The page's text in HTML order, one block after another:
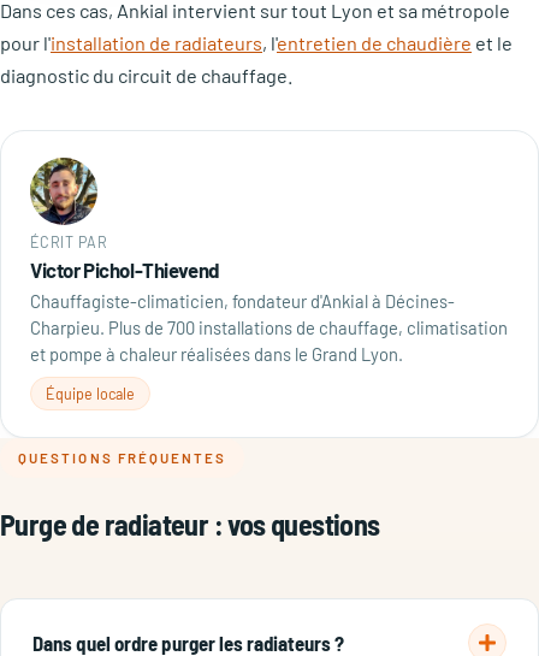
Dans ces cas, Ankial intervient sur tout Lyon et sa métropole
pour l'installation de radiateurs, l'entretien de chaudière et le
diagnostic du circuit de chauffage.
ÉCRIT PAR
Victor Pichol-Thievend
Chauffagiste-climaticien, fondateur d'Ankial à Décines-
Charpieu. Plus de 700 installations de chauffage, climatisation
et pompe à chaleur réalisées dans le Grand Lyon.
Équipe locale
QUESTIONS FRÉQUENTES
Purge de radiateur : vos questions
Dans quel ordre purger les radiateurs ?